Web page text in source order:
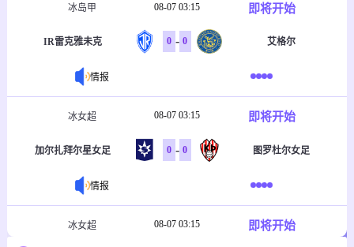
冰岛甲 08-07 03:15 即将开始
IR雷克雅未克 0 - 0 艾格尔
情报
冰女超 08-07 03:15 即将开始
加尔扎拜尔星女足 0 - 0 图罗杜尔女足
情报
冰女超 08-07 03:15 即将开始